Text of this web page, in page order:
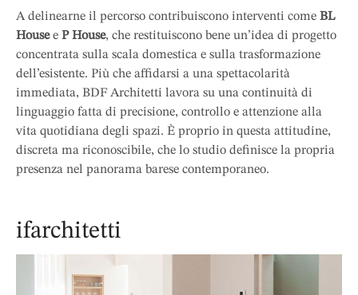
A delinearne il percorso contribuiscono interventi come BL
Housee P House, che restituiscono bene un’idea di progetto
concentrata sulla scala domestica e sulla trasformazione
dell’esistente. Più che affidarsi a una spettacolarità
immediata, BDF Architetti lavora su una continuità di
linguaggio fatta di precisione, controllo e attenzione alla
vita quotidiana degli spazi. È proprio in questa attitudine,
discreta ma riconoscibile, che lo studio definisce la propria
presenza nel panorama barese contemporaneo.
ifarchitetti